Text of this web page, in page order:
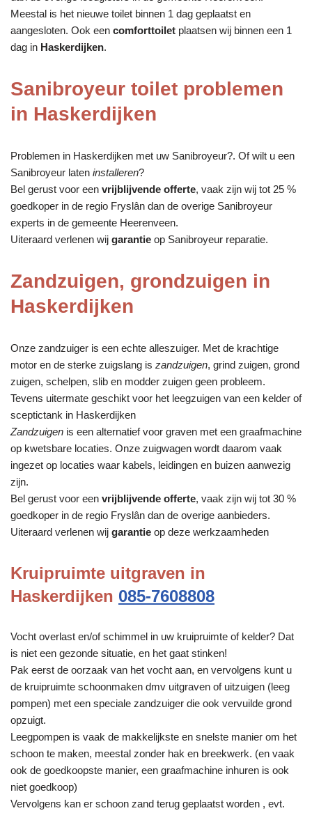
Meestal is het nieuwe toilet binnen 1 dag geplaatst en
aangesloten. Ook een comforttoilet plaatsen wij binnen een 1
dag in Haskerdijken.
Sanibroyeur toilet problemen
in Haskerdijken
Problemen in Haskerdijken met uw Sanibroyeur?. Of wilt u een
Sanibroyeur laten installeren?
Bel gerust voor een vrijblijvende offerte, vaak zijn wij tot 25 %
goedkoper in de regio Fryslân dan de overige Sanibroyeur
experts in de gemeente Heerenveen.
Uiteraard verlenen wij garantie op Sanibroyeur reparatie.
Zandzuigen, grondzuigen in
Haskerdijken
Onze zandzuiger is een echte alleszuiger. Met de krachtige
motor en de sterke zuigslang is zandzuigen, grind zuigen, grond
zuigen, schelpen, slib en modder zuigen geen probleem.
Tevens uitermate geschikt voor het leegzuigen van een kelder of
sceptictank in Haskerdijken
Zandzuigen is een alternatief voor graven met een graafmachine
op kwetsbare locaties. Onze zuigwagen wordt daarom vaak
ingezet op locaties waar kabels, leidingen en buizen aanwezig
zijn.
Bel gerust voor een vrijblijvende offerte, vaak zijn wij tot 30 %
goedkoper in de regio Fryslân dan de overige aanbieders.
Uiteraard verlenen wij garantie op deze werkzaamheden
Kruipruimte uitgraven in
Haskerdijken 085-7608808
Vocht overlast en/of schimmel in uw kruipruimte of kelder? Dat
is niet een gezonde situatie, en het gaat stinken!
Pak eerst de oorzaak van het vocht aan, en vervolgens kunt u
de kruipruimte schoonmaken dmv uitgraven of uitzuigen (leeg
pompen) met een speciale zandzuiger die ook vervuilde grond
opzuigt.
Leegpompen is vaak de makkelijkste en snelste manier om het
schoon te maken, meestal zonder hak en breekwerk. (en vaak
ook de goedkoopste manier, een graafmachine inhuren is ook
niet goedkoop)
Vervolgens kan er schoon zand terug geplaatst worden , evt.